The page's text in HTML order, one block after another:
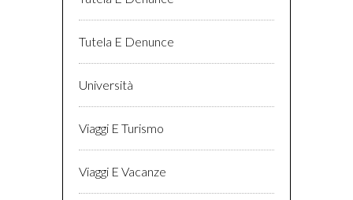
Tutela E Denunce
Università
Viaggi E Turismo
Viaggi E Vacanze